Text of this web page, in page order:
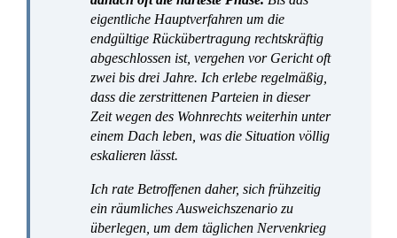
Häufig gestellte Fragen (FAQ)
Kann ich die Rückgabe des gesamten Hauses fordern, wenn
ich nur Miterbe eines Schenkers bin?
Beschenkte das Haus bereits zum Verkauf anbietet?
Wie beweise ich groben Undank, wenn die Schikanen nur
aus vielen kleinen Nadelstichen bestehen?